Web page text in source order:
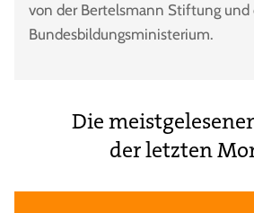
von der Bertelsmann Stiftung und
Bundesbildungsministerium.
Die
der letzten